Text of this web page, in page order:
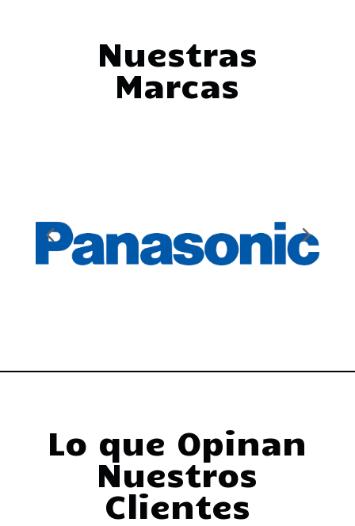
Nuestras
Marcas
Lo que Opinan
Nuestros
Clientes